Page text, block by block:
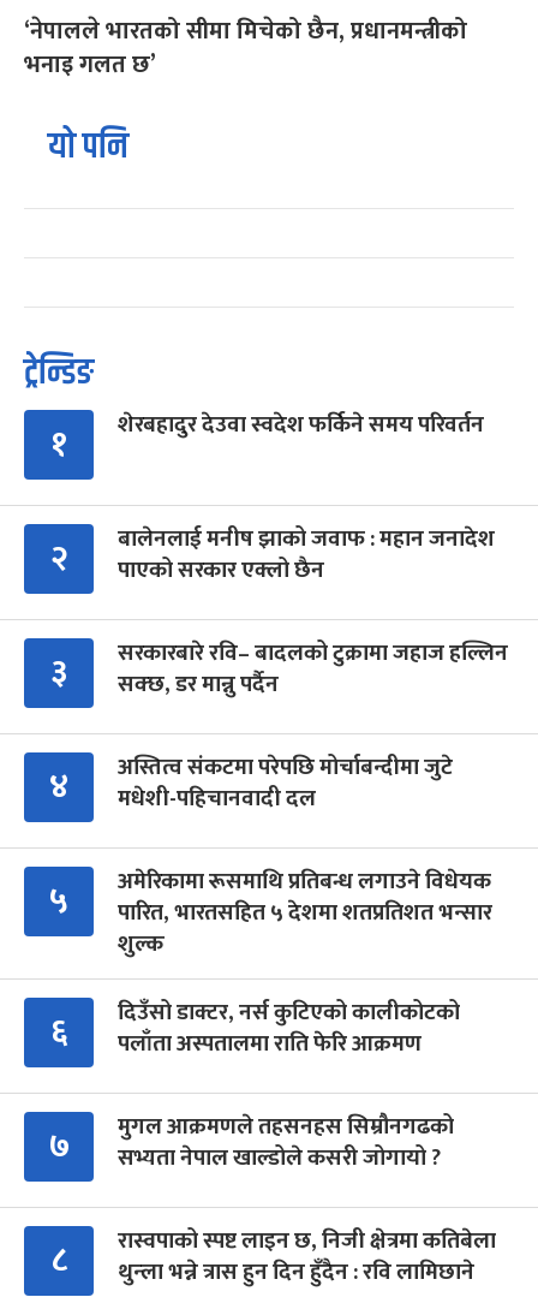
‘नेपालले भारतको सीमा मिचेको छैन, प्रधानमन्त्रीको
भनाइ गलत छ’
यो पनि
ट्रेन्डिङ
१ शेरबहादुर देउवा स्वदेश फर्किने समय परिवर्तन
२
बालेनलाई मनीष झाको जवाफ : महान जनादेश
पाएको सरकार एक्लो छैन
३
सरकारबारे रवि– बादलको टुक्रामा जहाज हल्लिन
सक्छ, डर मान्नु पर्दैन
४
अस्तित्व संकटमा परेपछि मोर्चाबन्दीमा जुटे
मधेशी-पहिचानवादी दल
५
अमेरिकामा रूसमाथि प्रतिबन्ध लगाउने विधेयक
पारित, भारतसहित ५ देशमा शतप्रतिशत भन्सार
शुल्क
६
दिउँसो डाक्टर, नर्स कुटिएको कालीकोटको
पलाँता अस्पतालमा राति फेरि आक्रमण
७
मुगल आक्रमणले तहसनहस सिम्रौनगढको
सभ्यता नेपाल खाल्डोले कसरी जोगायो ?
८
रास्वपाको स्पष्ट लाइन छ, निजी क्षेत्रमा कतिबेला
थुन्ला भन्ने त्रास हुन दिन हुँदैन : रवि लामिछाने